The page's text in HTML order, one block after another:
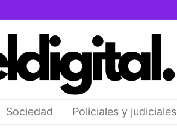
Sociedad Policiales y judiciales